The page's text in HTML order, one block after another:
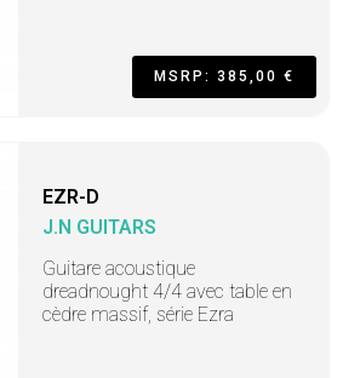
MSRP: 385,00 €
EZR-D
J.N GUITARS
Guitare acoustique
dreadnought 4/4 avec table en
cèdre massif, série Ezra